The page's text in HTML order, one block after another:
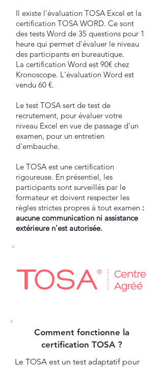
Il existe l'évaluation TOSA Excel et la
certification TOSA WORD. Ce sont
des tests Word de 35 questions pour 1
heure qui permet d'évaluer le niveau
des participants en bureautique.
La certification Word est 90€ chez
Kronoscope. L'évaluation Word est
vendu 60 €.
Le test TOSA sert de test de
recrutement, pour évaluer votre
niveau Excel en vue de passage d'un
examen, pour un entretien
d'embauche.
Le TOSA est une certification
rigoureuse. En présentiel, les
participants sont surveillés par le
formateur et doivent respecter les
règles strictes propres à tout examen :
aucune communication ni assistance
extérieure n'est autorisée.
Comment fonctionne la
certification TOSA ?​
Le TOSA est un test adaptatif pour